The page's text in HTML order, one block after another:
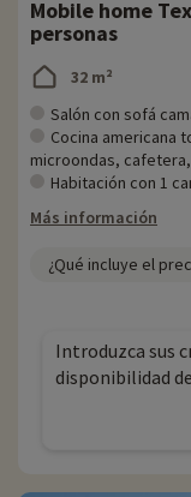
Mobile home
personas
32 m²
Salón con sofá
Cocina americana
microondas,
Habitación con 1
Más información
¿Qué incluye el
Introduzca sus
disponibilidad